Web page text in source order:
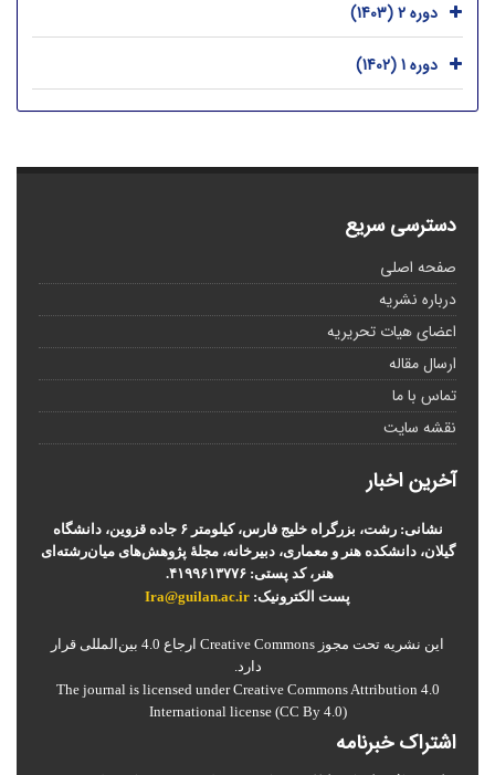
دوره 2 (1403)
دوره 1 (1402)
دسترسی سریع
صفحه اصلی
درباره نشریه
اعضای هیات تحریریه
ارسال مقاله
تماس با ما
نقشه سایت
آخرین اخبار
نشانی: رشت، بزرگراه خلیج فارس، کیلومتر ۶ جاده قزوین، دانشگاه
گیلان، دانشکده هنر و معماری، دبیرخانه، مجلۀ پژوهش‌های میان‌رشته‌ای
هنر، کد پستی: ۴۱۹۹۶۱۳۷۷۶.
پست الکترونیک: Ira@guilan.ac.ir
این نشریه تحت مجوز Creative Commons ارجاع 4.0 بین‌المللی قرار
دارد.
The journal is licensed under Creative Commons Attribution 4.0
International license (CC By 4.0)
اشتراک خبرنامه